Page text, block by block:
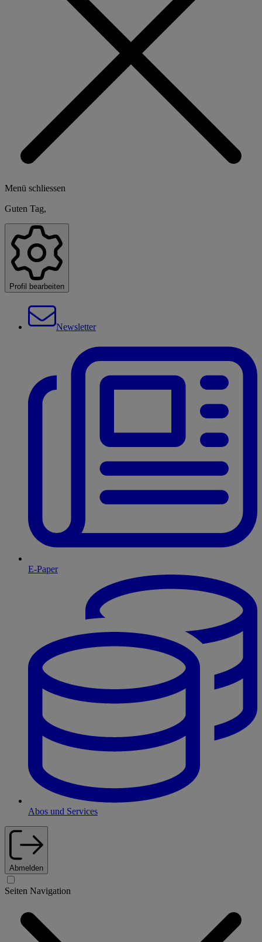
Menü schliessen
Guten Tag,
Profil bearbeiten
Newsletter
E-Paper
Abos und Services
Abmelden
Seiten Navigation